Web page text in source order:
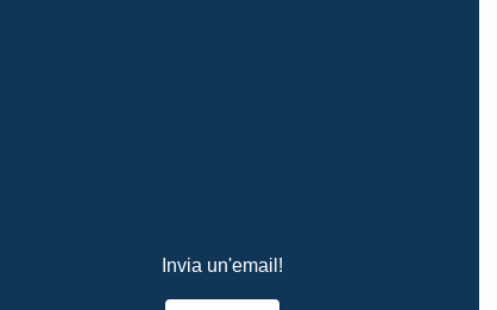
Invia un'email!